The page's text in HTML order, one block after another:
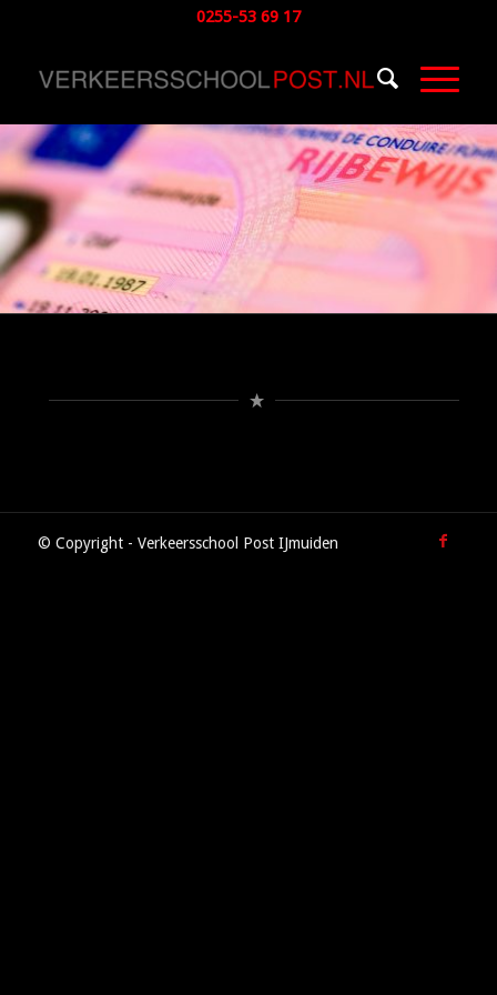
0255-53 69 17
© Copyright - Verkeersschool Post IJmuiden